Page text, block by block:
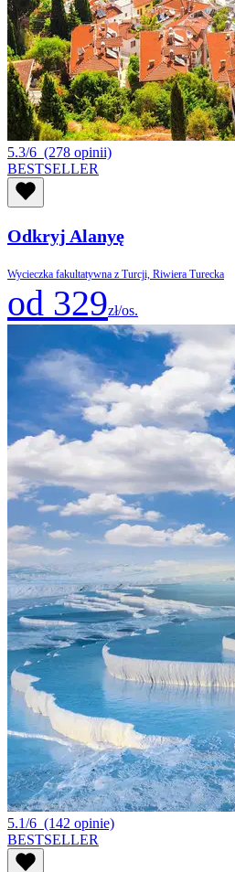
5.3/6 (278 opinii)
BESTSELLER
Odkryj Alanyę
Wycieczka fakultatywna z Turcji, Riwiera Turecka
od 329zł/os.
5.1/6 (142 opinie)
BESTSELLER